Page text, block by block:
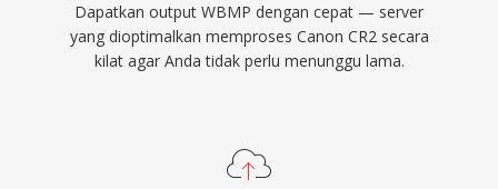
Dapatkan output WBMP dengan cepat — server
yang dioptimalkan memproses Canon CR2 secara
kilat agar Anda tidak perlu menunggu lama.